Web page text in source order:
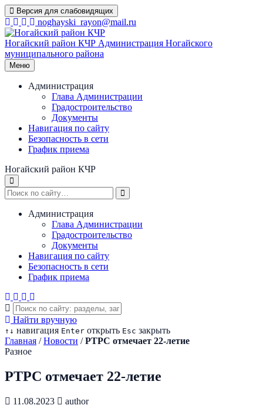
Перейти
к
содержимому
Версия для слабовидящих
noghayski_rayon@mail.ru
Ногайский район КЧР Администрация Ногайского
муниципального района
Меню
Администрация
Глава Администрации
Градостроительство
Документы
Навигация по сайту
Безопасность в сети
График приема
Ногайский район КЧР
Администрация
Глава Администрации
Градостроительство
Документы
Навигация по сайту
Безопасность в сети
График приема
Найти вручную
↑ ↓ навигация Enter открыть Esc закрыть
Главная / Новости / РТРС отмечает 22-летие
Разное
РТРС отмечает 22-летие
11.08.2023
author